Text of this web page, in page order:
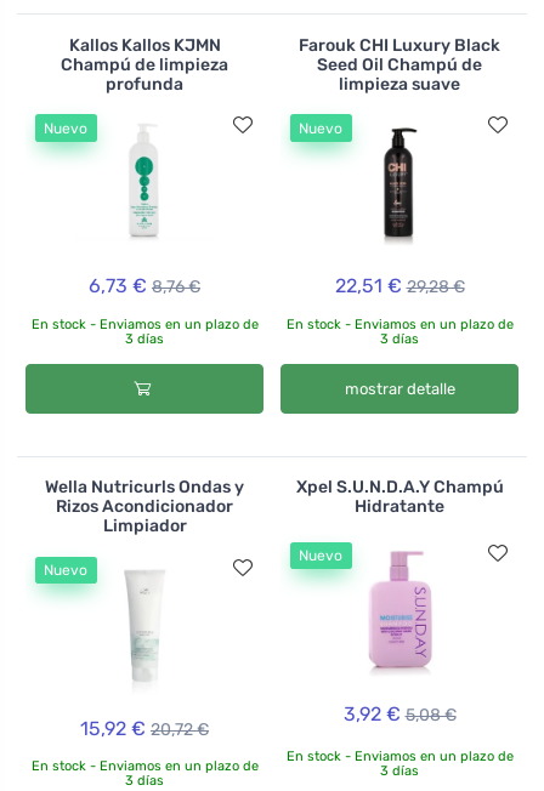
Kallos Kallos KJMN
Champú de limpieza
profunda
Nuevo
6,73 € 8,76 €
En stock - Enviamos en un plazo de
3 días
Farouk CHI Luxury Black
Seed Oil Champú de
limpieza suave
Nuevo
22,51 € 29,28 €
En stock - Enviamos en un plazo de
3 días
mostrar detalle
Wella Nutricurls Ondas y
Rizos Acondicionador
Limpiador
Nuevo
15,92 € 20,72 €
En stock - Enviamos en un plazo de
3 días
Xpel S.U.N.D.A.Y Champú
Hidratante
Nuevo
3,92 € 5,08 €
En stock - Enviamos en un plazo de
3 días